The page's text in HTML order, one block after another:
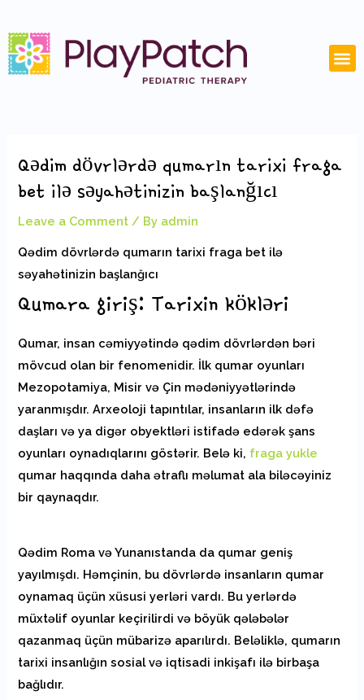
to
content
Qədim dövrlərdə qumarın tarixi fraga
bet ilə səyahətinizin başlanğıcı
Leave a Comment / By admin
Qədim dövrlərdə qumarın tarixi fraga bet ilə
səyahətinizin başlanğıcı
Qumara giriş: Tarixin kökləri
Qumar, insan cəmiyyətində qədim dövrlərdən bəri
mövcud olan bir fenomenidir. İlk qumar oyunları
Mezopotamiya, Misir və Çin mədəniyyətlərində
yaranmışdır. Arxeoloji tapıntılar, insanların ilk dəfə
daşları və ya digər obyektləri istifadə edərək şans
oyunları oynadıqlarını göstərir. Belə ki, fraga yukle
qumar haqqında daha ətraflı məlumat ala biləcəyiniz
bir qaynaqdır.
Qədim Roma və Yunanıstanda da qumar geniş
yayılmışdı. Həmçinin, bu dövrlərdə insanların qumar
oynamaq üçün xüsusi yerləri vardı. Bu yerlərdə
müxtəlif oyunlar keçirilirdi və böyük qələbələr
qazanmaq üçün mübarizə aparılırdı. Beləliklə, qumarın
tarixi insanlığın sosial və iqtisadi inkişafı ilə birbaşa
bağlıdır.
navigation